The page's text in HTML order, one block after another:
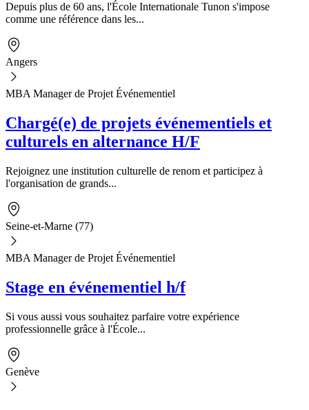
Depuis plus de 60 ans, l'École Internationale Tunon s'impose
comme une référence dans les...
Angers
MBA Manager de Projet Événementiel
Chargé(e) de projets événementiels et
culturels en alternance H/F
Rejoignez une institution culturelle de renom et participez à
l'organisation de grands...
Seine-et-Marne (77)
MBA Manager de Projet Événementiel
Stage en événementiel h/f
Si vous aussi vous souhaitez parfaire votre expérience
professionnelle grâce à l'École...
Genève